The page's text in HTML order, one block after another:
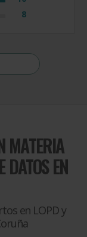
8
MATERIA
DATOS EN
en LOPD y